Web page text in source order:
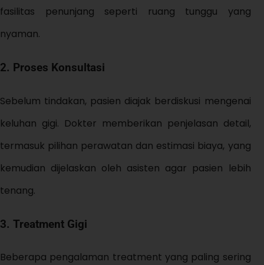
fasilitas penunjang seperti ruang tunggu yang
nyaman.
2. Proses Konsultasi
Sebelum tindakan, pasien diajak berdiskusi mengenai
keluhan gigi. Dokter memberikan penjelasan detail,
termasuk pilihan perawatan dan estimasi biaya, yang
kemudian dijelaskan oleh asisten agar pasien lebih
tenang.
3. Treatment Gigi
Beberapa pengalaman treatment yang paling sering